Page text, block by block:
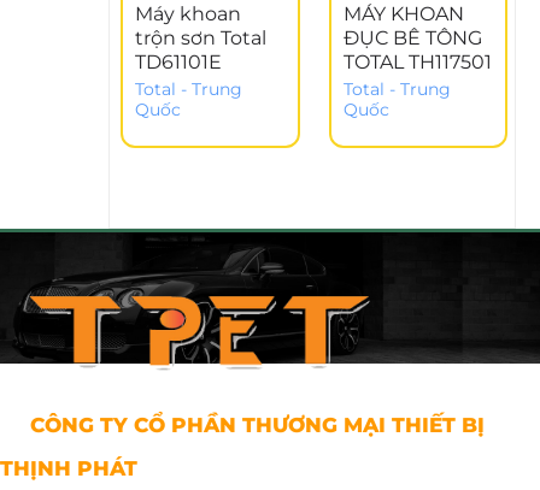
Máy khoan
trộn sơn Total
TD61101E
Total - Trung
Quốc
MÁY KHOAN
ĐỤC BÊ TÔNG
TOTAL TH117501
Total - Trung
Quốc
CÔNG TY CỔ PHẦN THƯƠNG MẠI THIẾT BỊ
THỊNH PHÁT